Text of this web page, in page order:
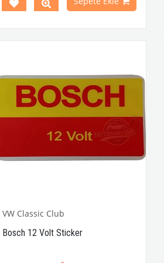
1960-1967 Yılları Arasındaki T1
VW Classic Club
Bosch 12 Volt Sticker